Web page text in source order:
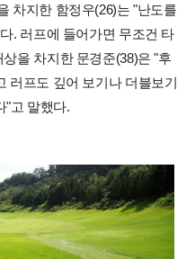
차지한 함정우(26)는 "난도를
. 러프에 들어가면 무조건 타
을 차지한 문경준(38)은 "후
러프도 깊어 보기나 더블보기
"고 말했다.